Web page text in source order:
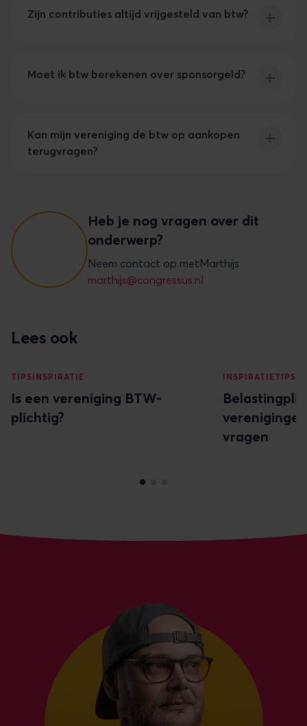
vergoeding goederen of diensten levert, zoals bij
kantineverkoop, sponsoring met tegenprestatie
Zijn contributies altijd vrijgesteld van btw?
geeft op het lidmaatschap. Krijgen leden
specifieke commerciële voordelen, dan kan het
Moet ik btw berekenen over sponsorgeld?
naamsvermelding of advertentieruimte). Bij een
pure gift (donatie) zonder tegenprestatie hoeft
dit niet.
Kan mijn vereniging de btw op aankopen
terugvragen?
vrijgestelde activiteiten kun je niet terugvragen.
Heb je nog vragen over dit
onderwerp?
Neem contact op metMarthijs
marthijs@congressus.nl
Lees ook
TIPSINSPIRATIE
Is een vereniging BTW-
plichtig?
INSPIRATIETIPS
vragen